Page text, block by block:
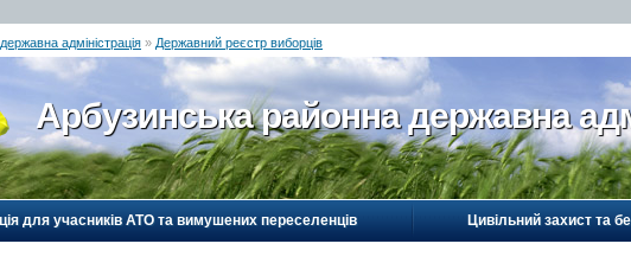
адміністрація » Державний реєстр виборців
Арбузинська районна державна
для учасників АТО та вимушених переселенців Цивільний захист та